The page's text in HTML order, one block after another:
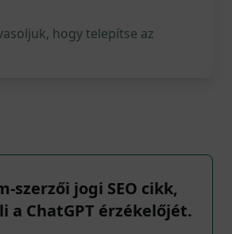
hogy telepítse az
szerzői jogi SEO cikk,
a ChatGPT érzékelőjét.